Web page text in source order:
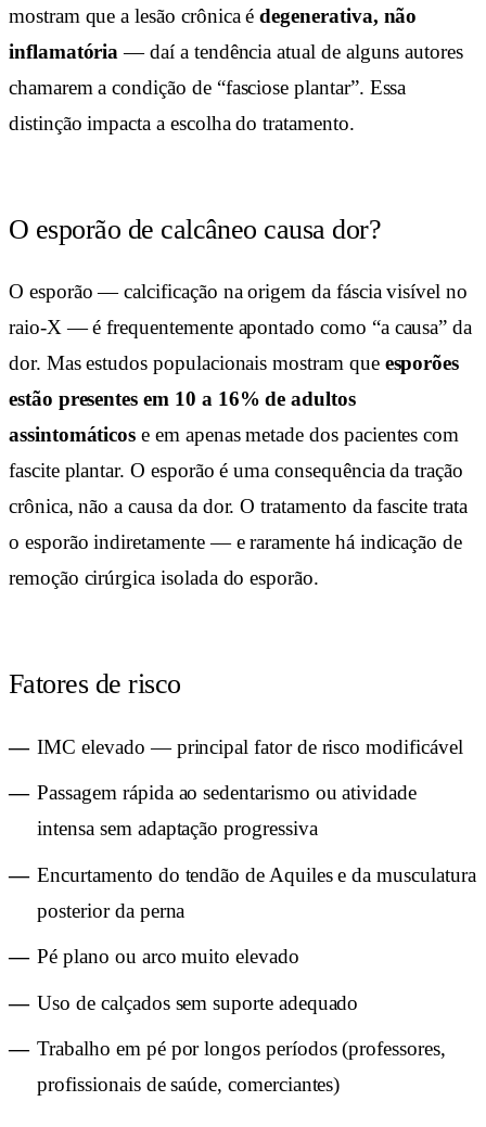
mostram que a lesão crônica édegenerativa, não
inflamatória — daí a tendência atual de alguns autores
chamarem a condição de “fasciose plantar”. Essa
distinção impacta a escolha do tratamento.
O esporão de calcâneo causa dor?
O esporão — calcificação na origem da fáscia visível no
raio-X — é frequentemente apontado como “a causa” da
dor. Mas estudos populacionais mostram que esporões
estão presentes em 10 a 16% de adultos
assintomáticos e em apenas metade dos pacientes com
fascite plantar. O esporão é uma consequência da tração
crônica, não a causa da dor. O tratamento da fascite trata
o esporão indiretamente — e raramente há indicação de
remoção cirúrgica isolada do esporão.
Fatores de risco
IMC elevado — principal fator de risco modificável
Passagem rápida ao sedentarismo ou atividade
intensa sem adaptação progressiva
Encurtamento do tendão de Aquiles e da musculatura
posterior da perna
Pé plano ou arco muito elevado
Uso de calçados sem suporte adequado
Trabalho em pé por longos períodos (professores,
profissionais de saúde, comerciantes)